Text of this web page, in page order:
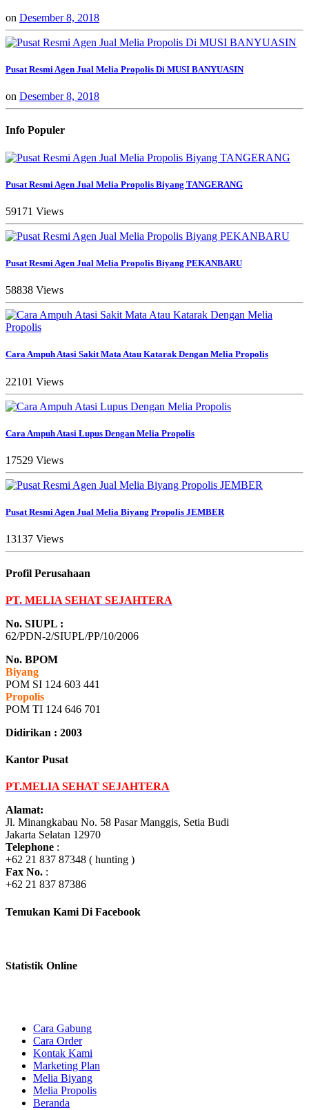
on Desember 8, 2018
Pusat Resmi Agen Jual Melia Propolis Di MUSI BANYUASIN
on Desember 8, 2018
Info Populer
Pusat Resmi Agen Jual Melia Propolis Biyang TANGERANG
59171 Views
Pusat Resmi Agen Jual Melia Propolis Biyang PEKANBARU
58838 Views
Cara Ampuh Atasi Sakit Mata Atau Katarak Dengan Melia Propolis
22101 Views
Cara Ampuh Atasi Lupus Dengan Melia Propolis
17529 Views
Pusat Resmi Agen Jual Melia Biyang Propolis JEMBER
13137 Views
Profil Perusahaan
PT. MELIA SEHAT SEJAHTERA
No. SIUPL :
62/PDN-2/SIUPL/PP/10/2006
No. BPOM
Biyang
POM SI 124 603 441
Propolis
POM TI 124 646 701
Didirikan : 2003
Kantor Pusat
PT.MELIA SEHAT SEJAHTERA
Alamat:
Jl. Minangkabau No. 58 Pasar Manggis, Setia Budi
Jakarta Selatan 12970
Telephone :
+62 21 837 87348 ( hunting )
Fax No. :
+62 21 837 87386
Temukan Kami Di Facebook
Statistik Online
Cara Gabung
Cara Order
Kontak Kami
Marketing Plan
Melia Biyang
Melia Propolis
Beranda